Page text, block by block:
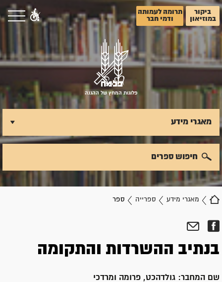
ביקור
במוזיאון
תרומה לעמותה
ודמי חבר
פלוגות המחץ של ההגנה
מאגרי מידע ספרייה ספר
מאגרי מידע
חיפוש ספרים
בנתיב ההשרדות והתקומה
שם המחבר: גולדהכט, פרומה ומרדכי